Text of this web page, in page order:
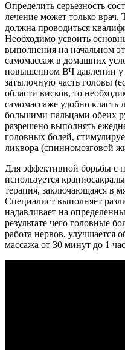
Определить серьезность
лечение может только врач.
должна проводиться
Необходимо усвоить
выполнения на начальном
самомассаж в домашних
повышенном ВЧ давлении у
затылочную часть головы
области висков, то
самомассаже удобно
большими пальцами обеих
разрешено выполнять
головных болей,
ликвора (спинномозговой
Для эффективной борьбы
используется
терапия, заключающаяся в
Специалист выполняет
надавливает на
результате чего головные
работа нервов, улучшается
массажа от 30 минут до 1